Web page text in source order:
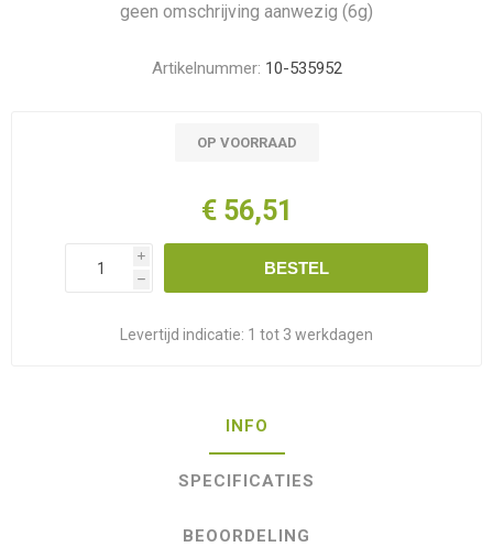
geen omschrijving aanwezig (6g)
Artikelnummer: 10-535952
OP VOORRAAD
€ 56,51
i
h
BESTEL
Levertijd indicatie: 1 tot 3 werkdagen
INFO
SPECIFICATIES
BEOORDELING